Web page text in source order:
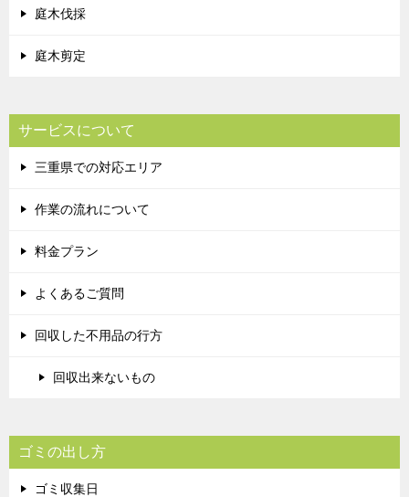
庭木伐採
庭木剪定
サービスについて
三重県での対応エリア
作業の流れについて
料金プラン
よくあるご質問
回収した不用品の行方
回収出来ないもの
ゴミの出し方
ゴミ収集日